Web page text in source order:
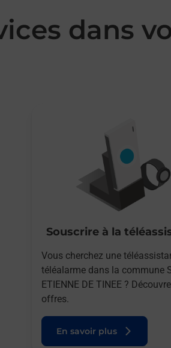
dans
Souscrire à la
Vous cherchez une
téléalarme dans la commune
ETIENNE DE TINEE ?
offres.
En savoir plus